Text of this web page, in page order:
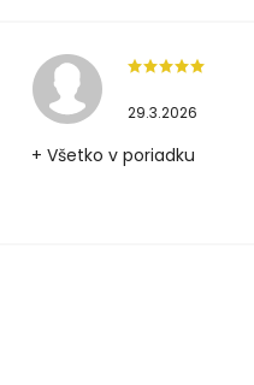
29.3.2026
+ Všetko v poriadku